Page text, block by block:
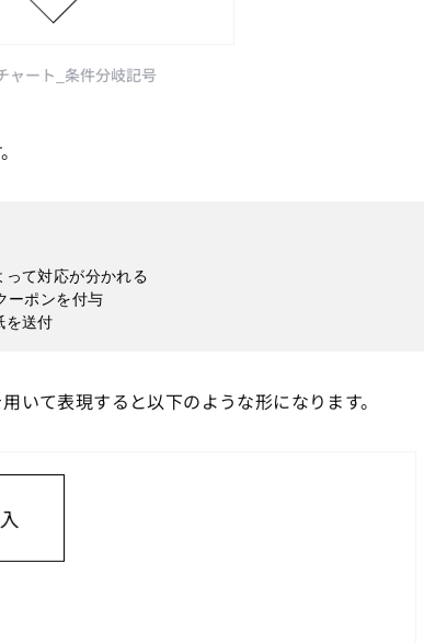
ャート_条件分岐記号
って対応が分かれる
ーポンを付与
を送付
いて表現すると以下のような形になります。